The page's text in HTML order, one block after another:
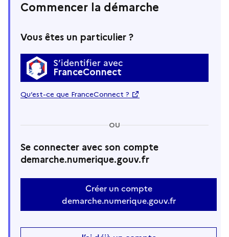
Commencer la démarche
Vous êtes un particulier ?
S’identifier avec
FranceConnect
Qu’est-ce que FranceConnect ?
OU
Se connecter avec son compte
demarche.numerique.gouv.fr
Créer un compte
demarche.numerique.gouv.fr